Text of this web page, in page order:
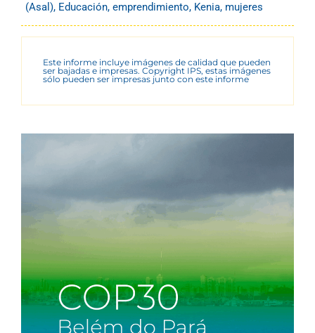
(Asal), Educación, emprendimiento, Kenia, mujeres
Este informe incluye imágenes de calidad que pueden
ser bajadas e impresas. Copyright IPS, estas imágenes
sólo pueden ser impresas junto con este informe